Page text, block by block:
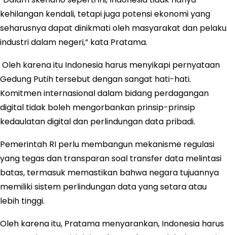
kehilangan kendali, tetapi juga potensi ekonomi yang
seharusnya dapat dinikmati oleh masyarakat dan pelaku
industri dalam negeri,” kata Pratama.
Oleh karena itu Indonesia harus menyikapi pernyataan
Gedung Putih tersebut dengan sangat hati-hati.
Komitmen internasional dalam bidang perdagangan
digital tidak boleh mengorbankan prinsip-prinsip
kedaulatan digital dan perlindungan data pribadi.
Pemerintah RI perlu membangun mekanisme regulasi
yang tegas dan transparan soal transfer data melintasi
batas, termasuk memastikan bahwa negara tujuannya
memiliki sistem perlindungan data yang setara atau
lebih tinggi.
Oleh karena itu, Pratama menyarankan, Indonesia harus